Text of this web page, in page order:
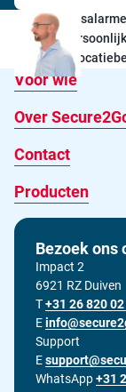
24/7
Exacte
Voor wie
Over
Contact
Producten
Bezoek ons
Impact 2
6921 RZ Duiven
TBel ons op
+31 26 820
EStuur ons een
Support
EStuur onze
WhatsApp+31